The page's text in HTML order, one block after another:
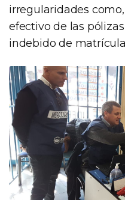
irregularidades
efectivo de las
indebido de